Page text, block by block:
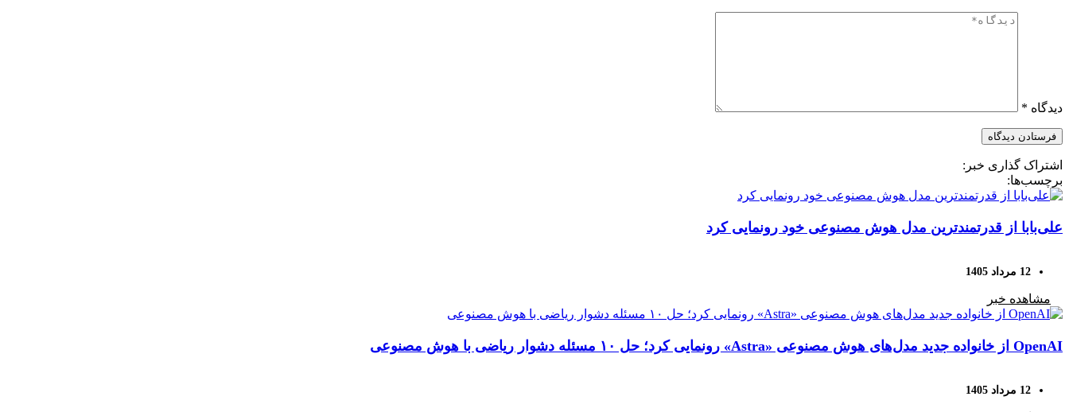
دیدگاه *
اشتراک گذاری خبر:
برچسب‌ها:
علی‌بابا از قدرتمندترین مدل هوش مصنوعی خود رونمایی کرد
12 مرداد 1405
مشاهده خبر
OpenAI از خانواده جدید مدل‌های هوش مصنوعی «Astra» رونمایی کرد؛ حل ۱۰ مسئله دشوار ریاضی با هوش مصنوعی
12 مرداد 1405